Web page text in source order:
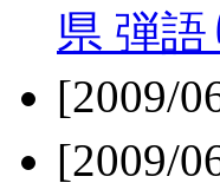
県 弾
[2009/
[2009/